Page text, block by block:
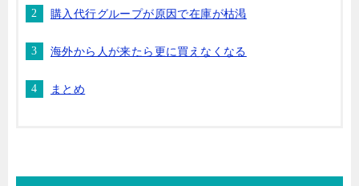
購入代行グループが原因で在庫が枯渇
海外から人が来たら更に買えなくなる
まとめ